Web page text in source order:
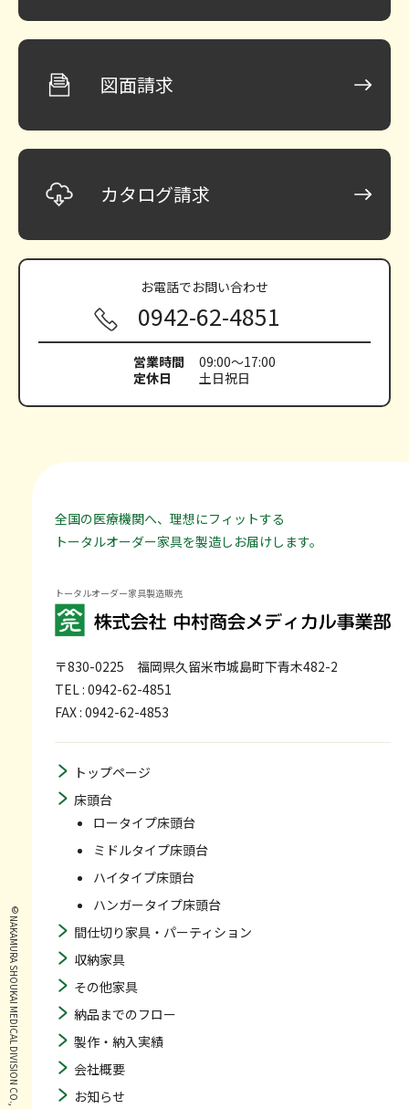
図面請求
カタログ請求
お電話でお問い合わせ
0942-62-4851
営業時間
09:00～17:00
定休日
土日祝日
全国の医療機関へ、理想にフィットする
トータルオーダー家具を製造しお届けします。
トータルオーダー家具製造販売
〒830-0225 福岡県久留米市城島町下青木482-2
TEL : 0942-62-4851
FAX : 0942-62-4853
トップページ
床頭台
ロータイプ床頭台
ミドルタイプ床頭台
ハイタイプ床頭台
ハンガータイプ床頭台
間仕切り家具・パーティション
収納家具
その他家具
納品までのフロー
製作・納入実績
会社概要
お知らせ